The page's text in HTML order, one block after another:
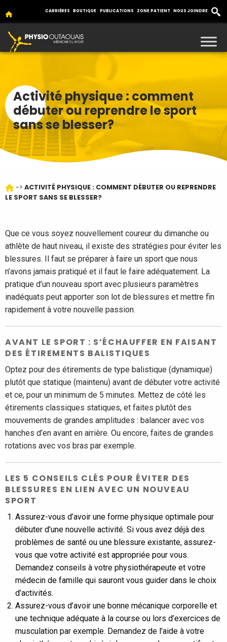
CARRIÈRES BOUTIQUE PUBLICATIONS ZONE PATIENT NOUS JOINDRE
Activité physique : comment
débuter ou reprendre le sport
sans se blesser?
-> ACTIVITÉ PHYSIQUE : COMMENT DÉBUTER OU REPRENDRE
LE SPORT SANS SE BLESSER?
Que ce vous soyez nouvellement coureur du dimanche ou
athlète de haut niveau, il existe des stratégies pour éviter les
blessures. Il faut se préparer à faire un sport que nous
n’avons jamais pratiqué et il faut le faire adéquatement. La
pratique d’un nouveau sport avec plusieurs paramètres
inadéquats peut apporter son lot de blessures et mettre fin
rapidement à votre nouvelle passion.
AVANT LE SPORT : S’ÉCHAUFFER EN FAISANT
DES ÉTIREMENTS BALISTIQUES
Optez pour des étirements de type balistique (dynamique)
plutôt que statique (maintenu) avant de débuter votre activité
et ce, pour un minimum de 5 minutes. Mettez de côté les
étirements classiques statiques, et faites plutôt des
mouvements de grandes amplitudes : balancer avec vos
hanches d’en avant en arrière. Ou encore, faites de grandes
rotations avec vos bras par exemple.
LES 5 CONSEILS CLÉS POUR ÉVITER DES
BLESSURES EN LIEN AVEC UN NOUVEAU
SPORT
Assurez-vous d’avoir une forme physique optimale pour
débuter d’une nouvelle activité. Si vous avez déjà des
problèmes de santé ou une blessure existante, assurez-
vous que votre activité est appropriée pour vous.
Demandez conseils à votre physiothérapeute et votre
médecin de famille qui sauront vous guider dans le choix
d’activités.
Assurez-vous d’avoir une bonne mécanique corporelle et
une technique adéquate à la course ou lors d’exercices de
musculation par exemple. Demandez de l’aide à votre